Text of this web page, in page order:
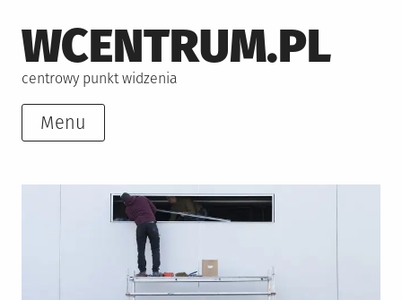
to
content
WCENTRUM.PL
centrowy punkt widzenia
Menu